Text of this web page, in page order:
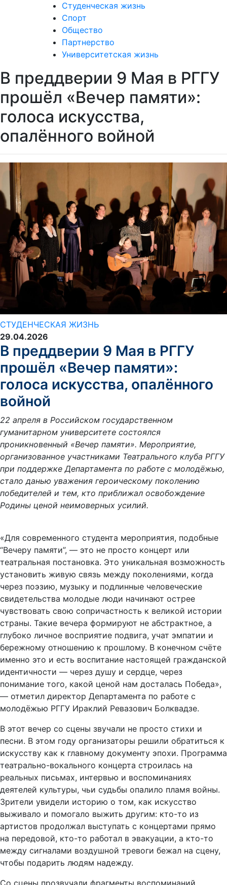
Студенческая жизнь
Спорт
Общество
Партнерство
Университетская жизнь
В преддверии 9 Мая в РГГУ
прошёл «Вечер памяти»:
голоса искусства,
опалённого войной
СТУДЕНЧЕСКАЯ ЖИЗНЬ
29.04.2026
В преддверии 9 Мая в РГГУ
прошёл «Вечер памяти»:
голоса искусства, опалённого
войной
22 апреля в Российском государственном
гуманитарном университете состоялся
проникновенный «Вечер памяти». Мероприятие,
организованное участниками Театрального клуба РГГУ
при поддержке Департамента по работе с молодёжью,
стало данью уважения героическому поколению
победителей и тем, кто приближал освобождение
Родины ценой неимоверных усилий.
«Для современного студента мероприятия, подобные
“Вечеру памяти”, — это не просто концерт или
театральная постановка. Это уникальная возможность
установить живую связь между поколениями, когда
через поэзию, музыку и подлинные человеческие
свидетельства молодые люди начинают острее
чувствовать свою сопричастность к великой истории
страны. Такие вечера формируют не абстрактное, а
глубоко личное восприятие подвига, учат эмпатии и
бережному отношению к прошлому. В конечном счёте
именно это и есть воспитание настоящей гражданской
идентичности — через душу и сердце, через
понимание того, какой ценой нам досталась Победа»,
— отметил директор Департамента по работе с
молодёжью РГГУ Ираклий Ревазович Болквадзе.
В этот вечер со сцены звучали не просто стихи и
песни. В этом году организаторы решили обратиться к
искусству как к главному документу эпохи. Программа
театрально-вокального концерта строилась на
реальных письмах, интервью и воспоминаниях
деятелей культуры, чьи судьбы опалило пламя войны.
Зрители увидели историю о том, как искусство
выживало и помогало выжить другим: кто-то из
артистов продолжал выступать с концертами прямо
на передовой, кто-то работал в эвакуации, а кто-то
между сигналами воздушной тревоги бежал на сцену,
чтобы подарить людям надежду.